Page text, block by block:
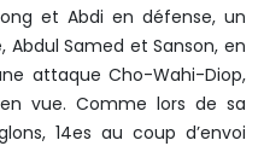
et Abdi en défense, un
Samed et Sanson, en
attaque Cho-Wahi-Diop,
vue. Comme lors de sa
14es au coup d’envoi